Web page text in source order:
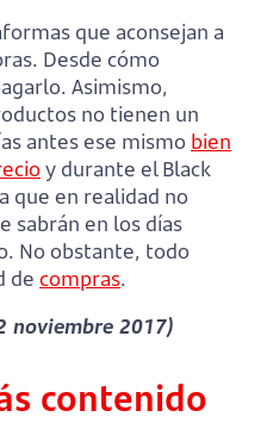
que aconsejan a
Desde cómo
Asimismo,
no tienen un
antes ese mismo bien
y durante el Black
que en realidad no
sabrán en los días
No obstante, todo
de compras.
noviembre 2017)
contenido